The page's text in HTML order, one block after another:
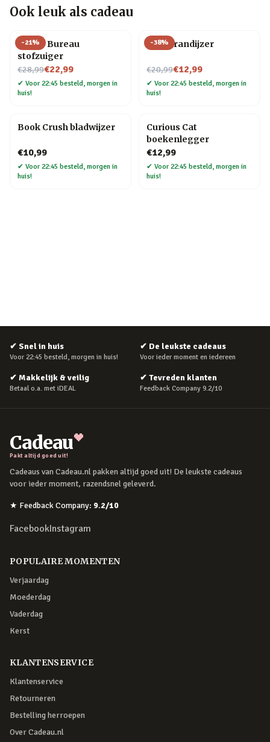
Ook leuk als cadeau
-21%
Henry Bureau
stofzuiger
€28,99
Nu voor€22,99
✔ Voor 22:45 besteld, morgen in
huis!
-38%
BBQ brandijzer
€20,99
Nu voor€12,99
✔ Voor 22:45 besteld, morgen in
huis!
Book Crush bladwijzer
€10,99
✔ Voor 22:45 besteld, morgen in
huis!
Curious Cat
boekenlegger
€12,99
✔ Voor 22:45 besteld, morgen in
huis!
✔ Snel in huis
Voor 22:45 besteld, morgen in huis!
✔ De leukste cadeaus
Voor ieder moment en iedereen
✔ Makkelijk & veilig
Betaal o.a. met iDEAL
✔ Tevreden klanten
Feedback Company 9.2/10
Cadeau
Pakt altijd goed uit!
Cadeaus van Cadeau.nl pakken altijd goed uit! De leukste cadeaus
voor ieder moment, razendsnel geleverd.
★ Feedback Company: 9.2/10
FacebookInstagram
POPULAIRE MOMENTEN
Verjaardag
Moederdag
Vaderdag
Kerst
KLANTENSERVICE
Klantenservice
Retourneren
Bestelling herroepen
Over Cadeau.nl